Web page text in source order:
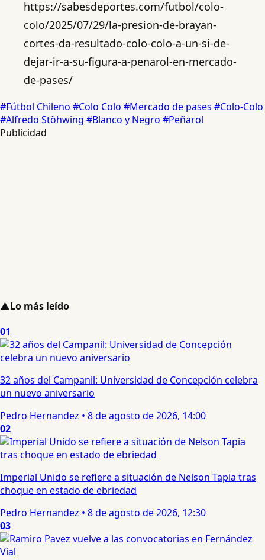
https://sabesdeportes.com/futbol/colo-
colo/2025/07/29/la-presion-de-brayan-
cortes-da-resultado-colo-colo-a-un-si-de-
dejar-ir-a-su-figura-a-penarol-en-mercado-
de-pases/
#Fútbol Chileno #Colo Colo #Mercado de pases #Colo-Colo
#Alfredo Stöhwing #Blanco y Negro #Peñarol
Publicidad
▲Lo más leído
01
32 años del Campanil: Universidad de Concepción celebra
un nuevo aniversario
Pedro Hernandez • 8 de agosto de 2026, 14:00
02
Imperial Unido se refiere a situación de Nelson Tapia tras
choque en estado de ebriedad
Pedro Hernandez • 8 de agosto de 2026, 12:30
03